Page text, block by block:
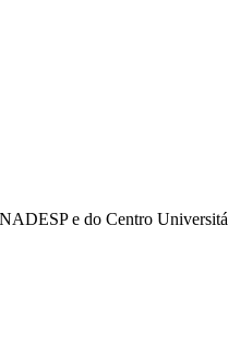
e do Centro